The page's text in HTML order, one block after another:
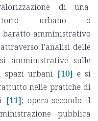
di una
urbano o
baratto amministrativo
l’analisi delle
amministrative sulle
spazi urbani [10] e si
nelle pratiche di
[11]; opera secondo il
pubblica